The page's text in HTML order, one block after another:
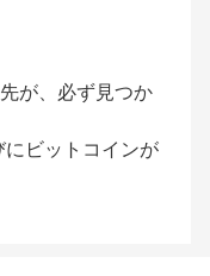
が、必ず見つか
ビットコインが